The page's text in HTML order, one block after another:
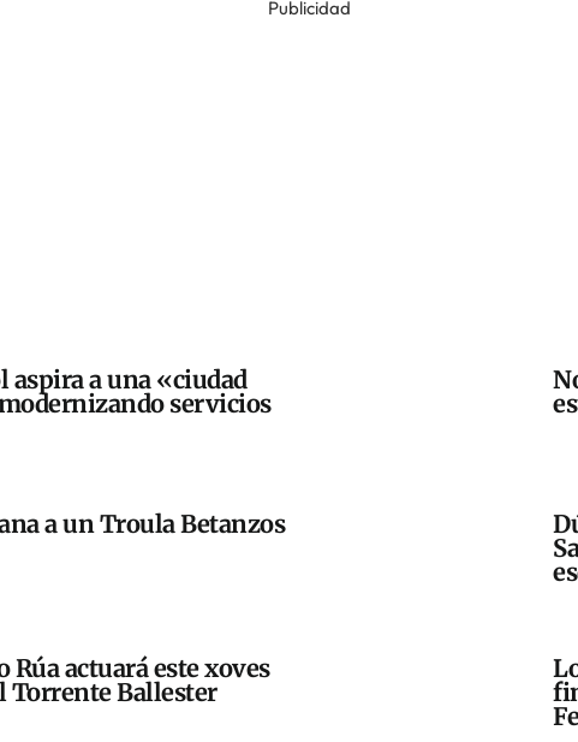
Publicidad
aspira a una «ciudad
servicios
a un Troula Betanzos
actuará este xoves
Torrente Ballester